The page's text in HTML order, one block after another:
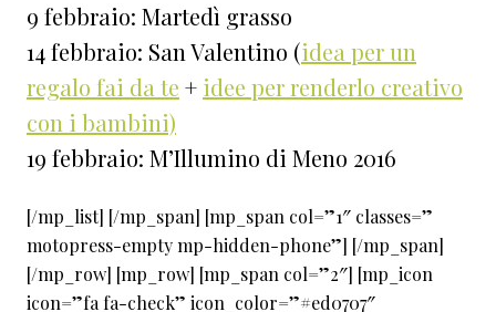
9 febbraio: Martedì grasso
14 febbraio: San Valentino (idea per un
regalo fai da te + idee per renderlo creativo
con i bambini)
19 febbraio: M’Illumino di Meno 2016
[/mp_list] [/mp_span] [mp_span col=”1″ classes=”
motopress-empty mp-hidden-phone”] [/mp_span]
[/mp_row] [mp_row] [mp_span col=”2″] [mp_icon
icon=”fa fa-check” icon_color=”#ed0707″